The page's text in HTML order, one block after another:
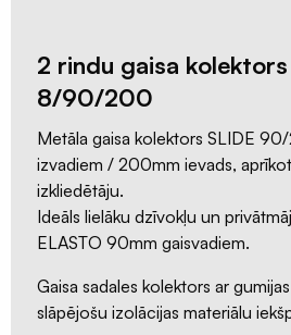
2 rindu gaisa kolektors
8/90/200
Metāla gaisa kolektors SLIDE
izvadiem / 200mm ievads,
izkliedētāju.
Ideāls lielāku dzīvokļu un
ELASTO 90mm gaisvadiem.
Gaisa sadales kolektors ar
slāpējošu izolācijas materiālu
Putnu
aizsardzība
Ventilācijas
sistēmas
Gaisvadi
kolektori
Ventilācijas